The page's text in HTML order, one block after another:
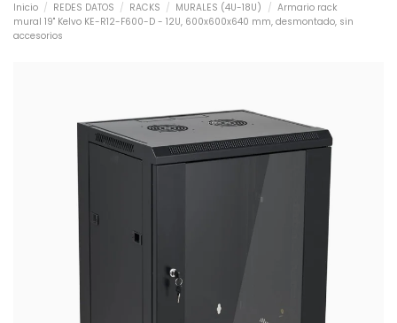
Inicio REDES DATOS RACKS MURALES (4U-18U)
Armario rack
mural 19" Kelvo KE-R12-F600-D - 12U, 600x600x640 mm, desmontado, sin
accesorios